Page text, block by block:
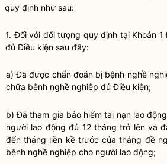
quy định như sau:
1. Đối với đối tượng quy định tại Khoản
đủ Điều kiện sau đây:
a) Đã được chẩn đoán bị bệnh nghề
chữa bệnh nghề nghiệp đủ Điều kiện;
b) Đã tham gia bảo hiểm tai nạn lao
người lao động đủ 12 tháng trở lên và
đến tháng liền kề trước của tháng đề
bệnh nghề nghiệp cho người lao động;